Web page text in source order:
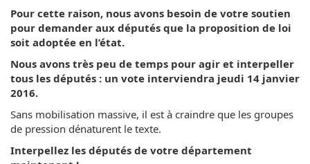
Pour cette raison, nous avons besoin de votre soutien
pour demander aux députés que la proposition de loi
soit adoptée en l’état.
Nous avons très peu de temps pour agir et interpeller
tous les députés : un vote interviendra jeudi 14 janvier
2016.
Sans mobilisation massive, il est à craindre que les groupes
de pression dénaturent le texte.
Interpellez les députés de votre département